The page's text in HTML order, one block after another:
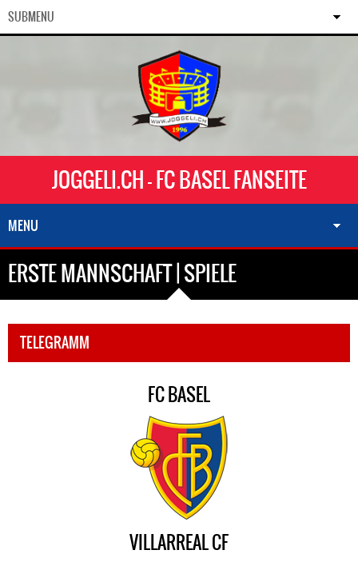
SUBMENU
JOGGELI.CH - FC BASEL FANSEITE
MENU
ERSTE MANNSCHAFT | SPIELE
TELEGRAMM
FC BASEL
VILLARREAL CF